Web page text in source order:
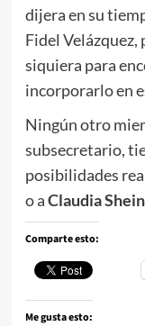
dijera en su
Fidel Velázquez,
siquiera para
incorporarlo en
Ningún otro
subsecretario,
posibilidades
o aClaudia
Comparte esto:
Me gusta esto: